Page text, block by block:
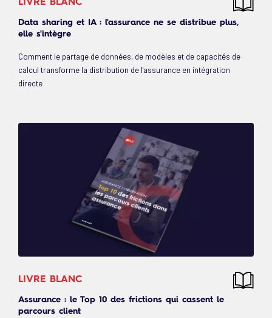
Data sharing et IA : l'assurance ne se distribue plus,
elle s'intègre
Comment le partage de données, de modèles et de capacités de
calcul transforme la distribution de l'assurance en intégration
directe
LIVRE BLANC
Assurance : le Top 10 des frictions qui cassent le
parcours client